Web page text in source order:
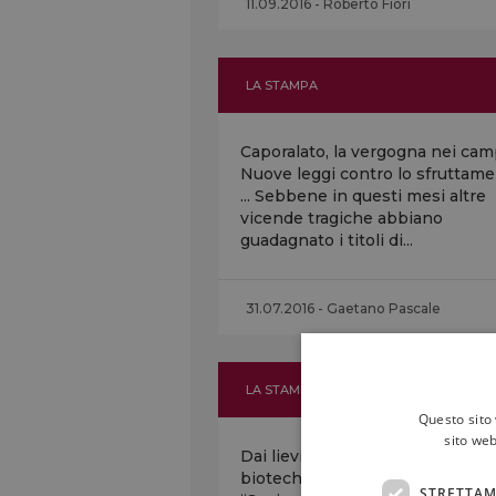
LA STAMPA
Caporalato, la vergogna nei
Nuove leggi contro lo
... Sebbene in questi mesi altre
vicende tragiche abbiano
guadagnato i titoli di...
31.07.2016 - Gaetano Pascale
LA STAMPA
Dai lieviti ai biofertilizzanti così il
biotech innova l’agricoltura …
Questo
sito